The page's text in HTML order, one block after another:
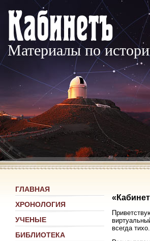
Материалы по
ГЛАВНАЯ
ХРОНОЛОГИЯ
УЧЕНЫЕ
БИБЛИОТЕКА
всегда